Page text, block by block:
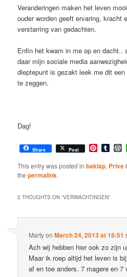
Veranderingen maken het leven
ouder worden geeft ervaring, kracht
verstarring van gedachten.
Enfin het kwam in me op en dacht..
daar mijn sociale media
dieptepunt is gezakt leek me dit
te zeggen.
Dag!
Share Post
This entry was posted inbaklap, Prive
thepermalink.
2 THOUGHTS ON “VERWACHTINGEN”
MartyonMarch 24, 2013 at 18:51
Ach wij hebben hier ook zo zijn
Maar ik roep altijd het leven is
af en toe anders. 7 magere en